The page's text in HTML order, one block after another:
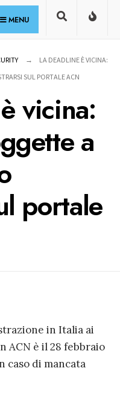
MENU
LA DEADLINE È VICINA:
SUL PORTALE ACN
vicina:
a
portale
in Italia ai
ACN è il 28 febbraio
caso di mancata